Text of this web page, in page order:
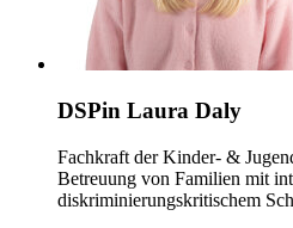
DSPin Laura Daly
Fachkraft der Kinder- &
Betreuung von Familien mit
diskriminierungskritischem